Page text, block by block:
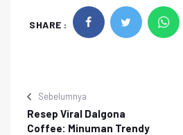
SHARE :
Sebelumnya
Resep Viral Dalgona
Coffee: Minuman Trendy